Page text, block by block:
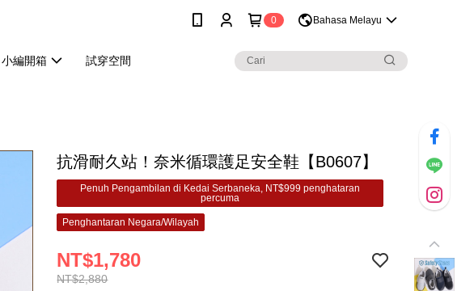
0 Bahasa Melayu
小編開箱 試穿空間
抗滑耐久站！奈米循環護足安全鞋【B0607】
Penuh Pengambilan di Kedai Serbaneka, NT$999 penghataran
percuma
Penghantaran Negara/Wilayah
NT$2,880
NT$1,780